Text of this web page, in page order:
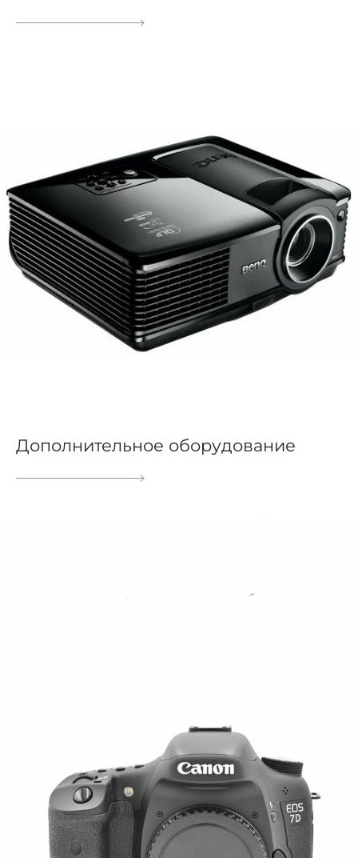
Дополнительное оборудование